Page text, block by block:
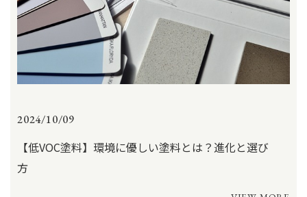
2024/10/09
【低VOC塗料】環境に優しい塗料とは？進化と選び
方